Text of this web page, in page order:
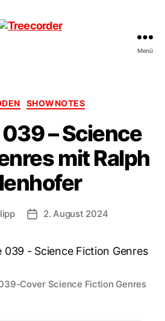
Menü
Kategorien
SHOWNOTES
– Science
mit Ralph
Veröffentlichungsdatum
2. August 2024
Cover Science Fiction Genres